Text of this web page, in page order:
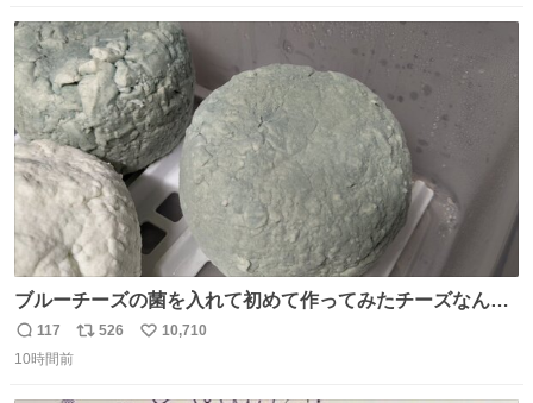
ト
数
数
ブルーチーズの菌を入れて初めて作ってみたチーズなんだ
けど 本能でちょっとヤバいと思っちゃう見た目だな
返
信
117
リ
526
い
10,710
10時間前